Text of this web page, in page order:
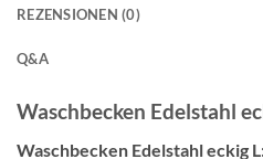
REZENSIONEN (0)
Q&A
Waschbecken Edelstahl
Waschbecken Edelstahl eckig